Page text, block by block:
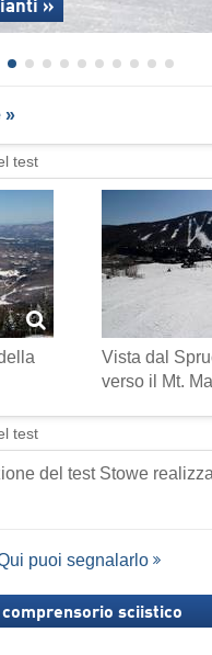
»
»
Vista dal
verso il Mt.
del test Stowe
puoi segnalarlo
sciistico